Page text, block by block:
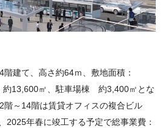
建て、高さ約64ｍ、敷地面積：
約13,600㎡、駐車場棟 約3,400㎡とな
階～14階は賃貸オフィスの複合ビル
2025年春に竣工する予定で総事業費：